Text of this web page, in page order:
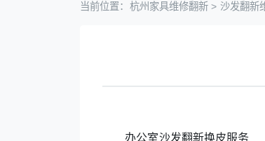
当前位置： 杭州家具维修翻新 > 沙发翻新
办公室沙发翻新换皮服务